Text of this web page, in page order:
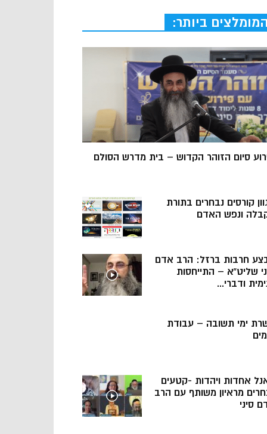
המומלצים ביותר:
סיום הזוהר הקדוש – בית מדרש הסולם
קורסים נבחרים בתורת
ונפש האדם
חרבות ברזל: הרב אדם
שליט”א – התייחסות
ודברי...
ימי תשובה – עבודת
אחדות ויהדות -קטעים
מראיון משותף עם הרב
סיני